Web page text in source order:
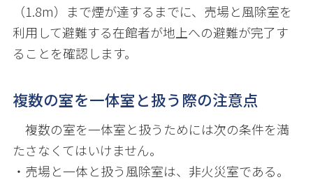
（1.8m）まで煙が達するまでに、売場と風除室を
利用して避難する在館者が地上への避難が完了す
ることを確認します。
複数の室を一体室と扱う際の注意点
複数の室を一体室と扱うためには次の条件を満
たさなくてはいけません。
・売場と一体と扱う風除室は、非火災室である。